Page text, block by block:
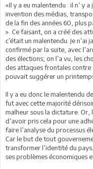
«Il y a eu malentendu : il n’ y
invention des médias,
de la fin des années 60, plus
». Ce faisant, on a créé des
c’était un malentendu. Je
confirmé par la suite, avec
des élections; on l’a vu, les
des attaques frontales
pouvait suggérer un
Il y a eu donc le malentendu
fut avec cette majorité
malheur sous la dictature. Or,
d’avoir pris cela pour une
faire l’analyse du processus
Car le but de tout
transformer l’identité du
ses problèmes économiques